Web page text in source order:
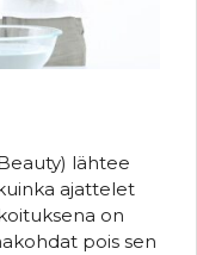
lähtee
ajattelet
on
pois sen